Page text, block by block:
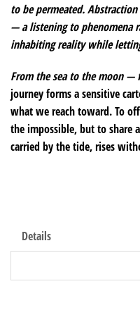
to be permeated.
— a listening to phenomena
inhabiting reality while
Fromthe sea to the moon —
journey forms a sensitive
what we reach toward. To
the impossible, but to share
carried by the tide, rises
Details